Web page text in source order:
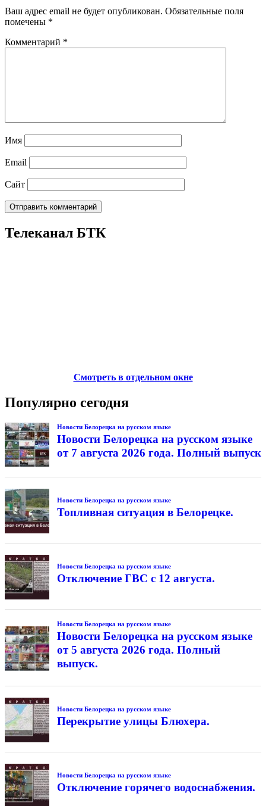
Ваш адрес email не будет опубликован. Обязательные поля
помечены *
Комментарий *
Имя
Email
Сайт
Телеканал БТК
Смотреть в отдельном окне
Популярно сегодня
Новости Белорецка на русском языке
Новости Белорецка на русском языке
от 7 августа 2026 года. Полный выпуск
Новости Белорецка на русском языке
Топливная ситуация в Белорецке.
Новости Белорецка на русском языке
Отключение ГВС с 12 августа.
Новости Белорецка на русском языке
Новости Белорецка на русском языке
от 5 августа 2026 года. Полный
выпуск.
Новости Белорецка на русском языке
Перекрытие улицы Блюхера.
Новости Белорецка на русском языке
Отключение горячего водоснабжения.